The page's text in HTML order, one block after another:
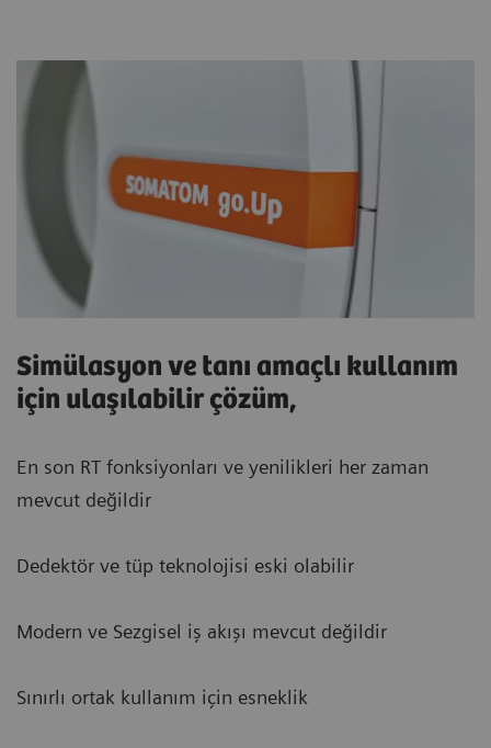
Simülasyon ve tanı amaçlı kullanım
için ulaşılabilir çözüm,
En son RT fonksiyonları ve yenilikleri her zaman
mevcut değildir
Dedektör ve tüp teknolojisi eski olabilir
Modern ve Sezgisel iş akışı mevcut değildir
Sınırlı ortak kullanım için esneklik